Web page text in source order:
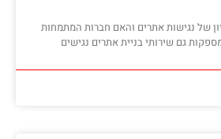
של נגישות אתרים והאם חברות המתמחות
גם שירותי בניית אתרים נגישים